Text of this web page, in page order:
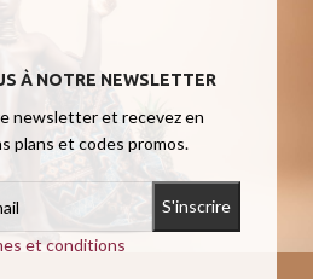
À NOTRE NEWSLETTER
newsletter et recevez en
plans et codes promos.
et conditions